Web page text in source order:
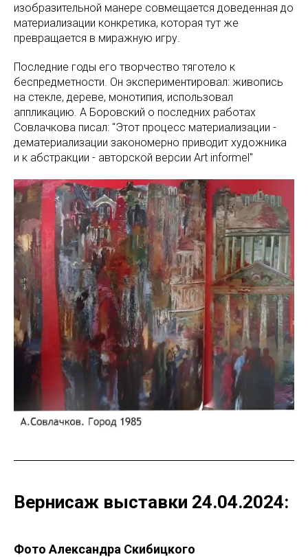
изобразительной манере совмещается доведенная до
материализации конкретика, которая тут же
превращается в миражную игру.
Последние годы его творчество тяготело к
беспредметности. Он экспериментировал: живопись
на стекле, дереве, монотипия, использовал
аппликацию. А Боровский о последних работах
Совлачкова писал: "Этот процесс материализации -
дематериализации закономерно приводит художника
и к абстракции - авторской версии Art informel"
Вернисаж выставки 24.04.2024:
Фото Александра Скибицкого